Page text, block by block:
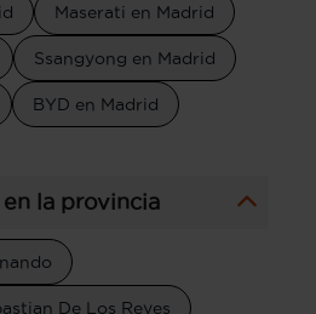
Maserati en Madrid
Ssangyong en Madrid
BYD en Madrid
la provincia
De Los Reyes